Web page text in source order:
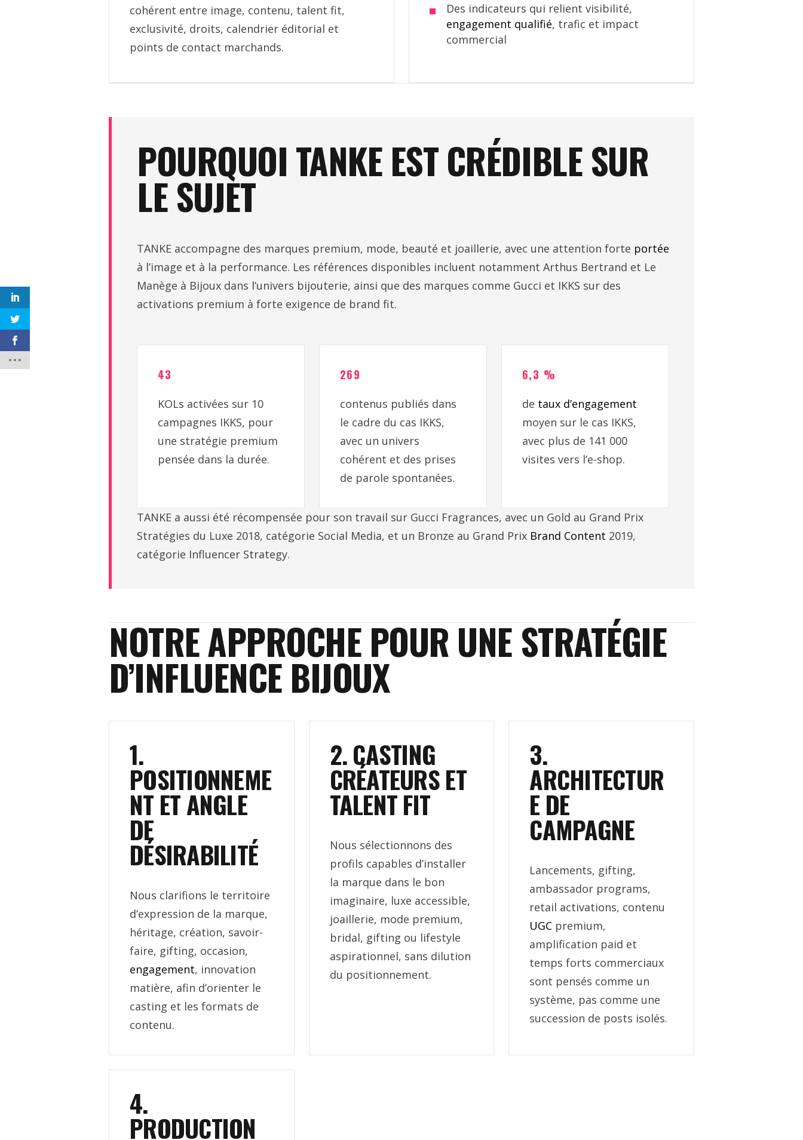
cohérent entre image, contenu, talent fit,
exclusivité, droits, calendrier éditorial et
points de contact marchands.
Des indicateurs qui relient visibilité,
engagement qualifié, trafic et impact
commercial
POURQUOI TANKE EST CRÉDIBLE SUR
LE SUJET
TANKE accompagne des marques premium, mode, beauté et joaillerie, avec une attention forte portée
à l’image et à la performance. Les références disponibles incluent notamment Arthus Bertrand et Le
Manège à Bijoux dans l’univers bijouterie, ainsi que des marques comme Gucci et IKKS sur des
activations premium à forte exigence de brand fit.
43
KOLs activées sur 10
campagnes IKKS, pour
une stratégie premium
pensée dans la durée.
269
contenus publiés dans
le cadre du cas IKKS,
avec un univers
cohérent et des prises
de parole spontanées.
6,3 %
de taux d’engagement
moyen sur le cas IKKS,
avec plus de 141 000
visites vers l’e-shop.
TANKE a aussi été récompensée pour son travail sur Gucci Fragrances, avec un Gold au Grand Prix
Stratégies du Luxe 2018, catégorie Social Media, et un Bronze au Grand Prix Brand Content 2019,
catégorie Influencer Strategy.
NOTRE APPROCHE POUR UNE STRATÉGIE
D’INFLUENCE BIJOUX
1.
POSITIONNEME
NT ET ANGLE
DE
DÉSIRABILITÉ
Nous clarifions le territoire
d’expression de la marque,
héritage, création, savoir-
faire, gifting, occasion,
engagement, innovation
matière, afin d’orienter le
casting et les formats de
contenu.
2. CASTING
CRÉATEURS ET
TALENT FIT
Nous sélectionnons des
profils capables d’installer
la marque dans le bon
imaginaire, luxe accessible,
joaillerie, mode premium,
bridal, gifting ou lifestyle
aspirationnel, sans dilution
du positionnement.
3.
ARCHITECTUR
E DE
CAMPAGNE
Lancements, gifting,
ambassador programs,
retail activations, contenu
UGC premium,
amplification paid et
temps forts commerciaux
sont pensés comme un
système, pas comme une
succession de posts isolés.
4.
PRODUCTION